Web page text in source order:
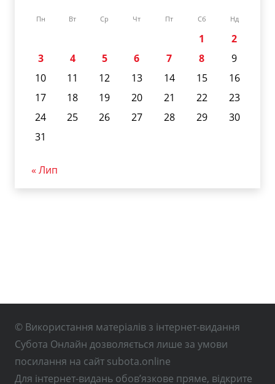
Пн Вт Ср Чт Пт Сб Нд
1
2
3
4 5 6 7 8
9
10
11 12 13 14 15
16
17
18 19 20 21 22
23
24
25 26 27 28 29
30
31
« Лип
© Використання матеріалів з інтернет-видання
Субота Онлайн дозволяється лише за умови
посилання на сайт subota.online
Для інтернет-видань обов’язкове пряме, відкрите